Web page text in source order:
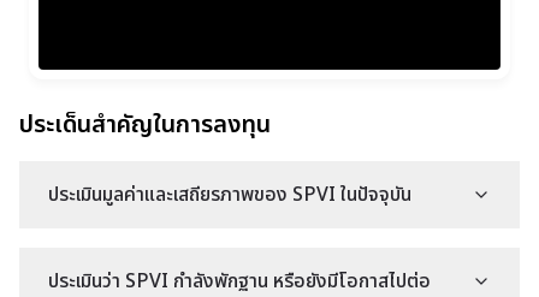
ประเด็นสำคัญในการลงทุน
ประเมินมูลค่าและเสถียรภาพของ SPVI ในปัจจุบัน
ประเมินว่า SPVI กำลังพักฐาน หรือยังมีโอกาสไปต่อ